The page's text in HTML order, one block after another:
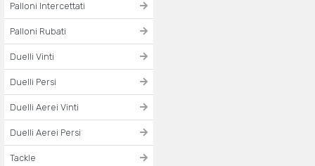
Palloni Intercettati
Palloni Rubati
Duelli Vinti
Duelli Persi
Duelli Aerei Vinti
Duelli Aerei Persi
Tackle